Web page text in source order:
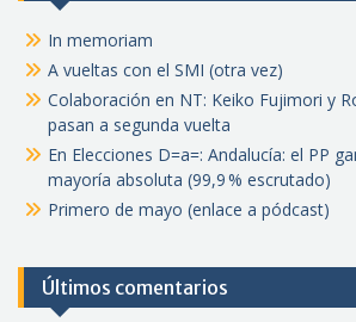
In memoriam
A vueltas con el SMI (otra vez)
Colaboración en NT: Keiko Fujimori y
pasan a segunda vuelta
En Elecciones D=a=: Andalucía: el PP
mayoría absoluta (99,9 % escrutado)
Primero de mayo (enlace a pódcast)
Últimos comentarios